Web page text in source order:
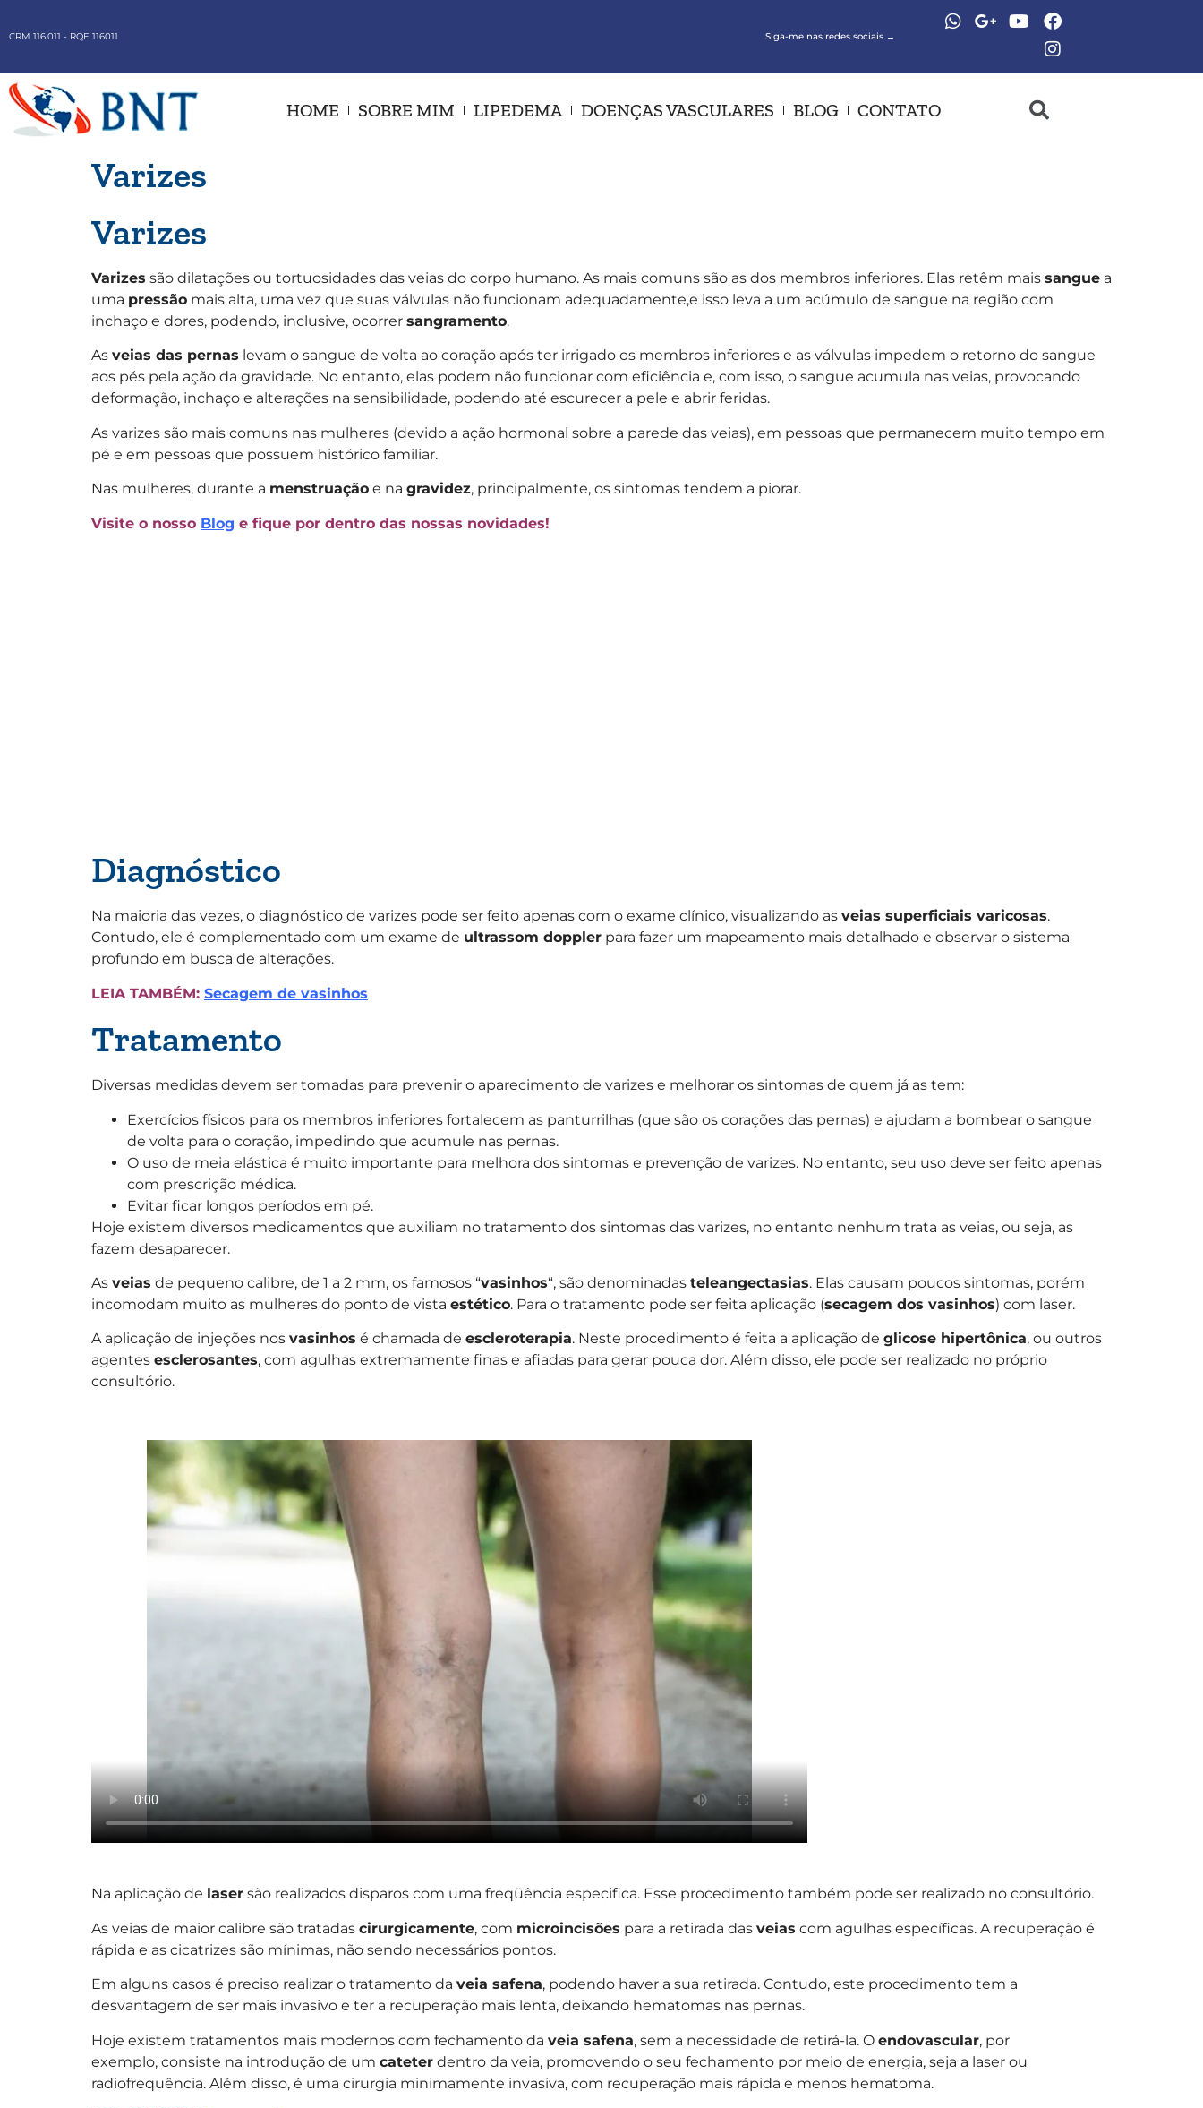
CRM 116.011 - RQE 116011 Siga-me nas redes sociais →
HOME SOBRE MIM LIPEDEMA DOENÇAS VASCULARES BLOG CONTATO
Varizes
Varizes
Varizes são dilatações ou tortuosidades das veias do corpo humano. As mais comuns são as dos membros inferiores. Elas retêm mais sangue a
uma pressão mais alta, uma vez que suas válvulas não funcionam adequadamente,e isso leva a um acúmulo de sangue na região com
inchaço e dores, podendo, inclusive, ocorrer sangramento.
As veias das pernas levam o sangue de volta ao coração após ter irrigado os membros inferiores e as válvulas impedem o retorno do sangue
aos pés pela ação da gravidade. No entanto, elas podem não funcionar com eficiência e, com isso, o sangue acumula nas veias, provocando
deformação, inchaço e alterações na sensibilidade, podendo até escurecer a pele e abrir feridas.
As varizes são mais comuns nas mulheres (devido a ação hormonal sobre a parede das veias), em pessoas que permanecem muito tempo em
pé e em pessoas que possuem histórico familiar.
Nas mulheres, durante a menstruação e na gravidez, principalmente, os sintomas tendem a piorar.
Visite o nosso Blog e fique por dentro das nossas novidades!
Diagnóstico
Na maioria das vezes, o diagnóstico de varizes pode ser feito apenas com o exame clínico, visualizando as veias superficiais varicosas.
Contudo, ele é complementado com um exame de ultrassom doppler para fazer um mapeamento mais detalhado e observar o sistema
profundo em busca de alterações.
LEIA TAMBÉM: Secagem de vasinhos
Tratamento
Diversas medidas devem ser tomadas para prevenir o aparecimento de varizes e melhorar os sintomas de quem já as tem:
Exercícios físicos para os membros inferiores fortalecem as panturrilhas (que são os corações das pernas) e ajudam a bombear o sangue
de volta para o coração, impedindo que acumule nas pernas.
O uso de meia elástica é muito importante para melhora dos sintomas e prevenção de varizes. No entanto, seu uso deve ser feito apenas
com prescrição médica.
Evitar ficar longos períodos em pé.
Hoje existem diversos medicamentos que auxiliam no tratamento dos sintomas das varizes, no entanto nenhum trata as veias, ou seja, as
fazem desaparecer.
As veias de pequeno calibre, de 1 a 2 mm, os famosos “vasinhos“, são denominadas teleangectasias. Elas causam poucos sintomas, porém
incomodam muito as mulheres do ponto de vista estético. Para o tratamento pode ser feita aplicação (secagem dos vasinhos) com laser.
A aplicação de injeções nos vasinhos é chamada de escleroterapia. Neste procedimento é feita a aplicação de glicose hipertônica, ou outros
agentes esclerosantes, com agulhas extremamente finas e afiadas para gerar pouca dor. Além disso, ele pode ser realizado no próprio
consultório.
Na aplicação de laser são realizados disparos com uma freqüência especifica. Esse procedimento também pode ser realizado no consultório.
As veias de maior calibre são tratadas cirurgicamente, com microincisões para a retirada das veias com agulhas específicas. A recuperação é
rápida e as cicatrizes são mínimas, não sendo necessários pontos.
Em alguns casos é preciso realizar o tratamento da veia safena, podendo haver a sua retirada. Contudo, este procedimento tem a
desvantagem de ser mais invasivo e ter a recuperação mais lenta, deixando hematomas nas pernas.
Hoje existem tratamentos mais modernos com fechamento da veia safena, sem a necessidade de retirá-la. O endovascular, por
exemplo, consiste na introdução de um cateter dentro da veia, promovendo o seu fechamento por meio de energia, seja a laser ou
radiofrequência. Além disso, é uma cirurgia minimamente invasiva, com recuperação mais rápida e menos hematoma.